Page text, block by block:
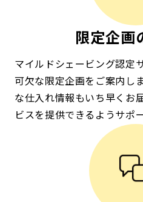
限定企画
マイルドシェービング認定
可欠な限定企画をご案内し
な仕入れ情報もいち早くお
ビスを提供できるようサポ